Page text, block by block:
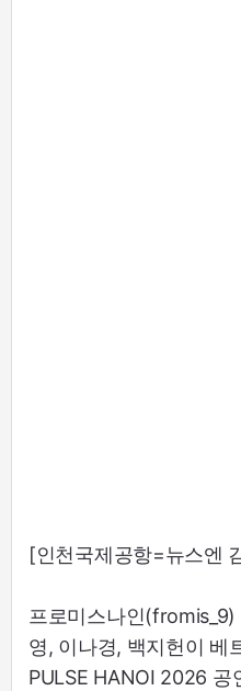
[인천국제공항=뉴스엔
프로미스나인
영, 이나경, 백지헌이 베
PULSE HANOI 2026 공